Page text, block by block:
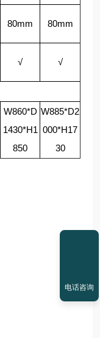
80mm 80mm
√ √
W860*D
1430*H1
850
W885*D2
000*H17
30
电话咨询